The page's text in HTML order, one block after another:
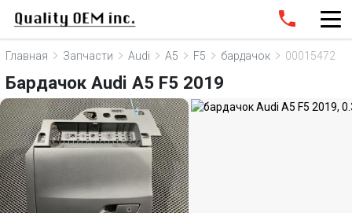
Главная Запчасти Audi A5 F5 бардачок 00015472
Бардачок Audi A5 F5 2019